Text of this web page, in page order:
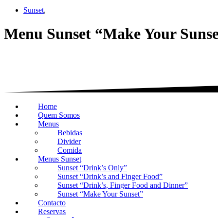
Sunset,
Menu Sunset “Make Your
Home
Quem Somos
Menus
Bebidas
Divider
Comida
Menus Sunset
Sunset “Drink’s Only”
Sunset “Drink’s and Finger Food”
Sunset “Drink’s, Finger Food and Dinner”
Sunset “Make Your Sunset”
Contacto
Reservas